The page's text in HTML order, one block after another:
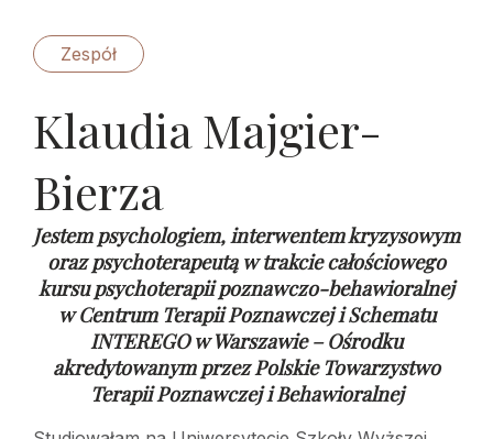
Zespół
Klaudia Majgier-
Bierza
Jestem psychologiem, interwentem kryzysowym
oraz psychoterapeutą w trakcie całościowego
kursu psychoterapii poznawczo-behawioralnej
wCentrum Terapii Poznawczej i Schematu
INTEREGO w Warszawie – Ośrodku
akredytowanym przez Polskie Towarzystwo
Terapii Poznawczej i Behawioralnej